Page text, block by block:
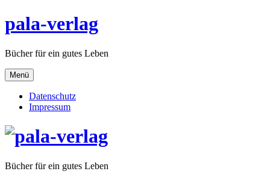
pala-verlag
Bücher für ein gutes Leben
Menü
Datenschutz
Impressum
Bücher für ein gutes Leben